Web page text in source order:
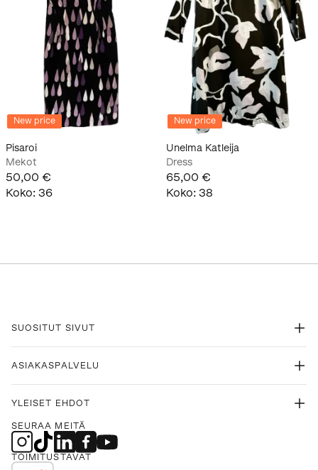
New price
Pisaroi
Mekot
50,00 €
Koko: 36
New price
Unelma Katleija
Dress
65,00 €
Koko: 38
SUOSITUT SIVUT
ASIAKASPALVELU
YLEISET EHDOT
SEURAA MEITÄ
TOIMITUSTAVAT